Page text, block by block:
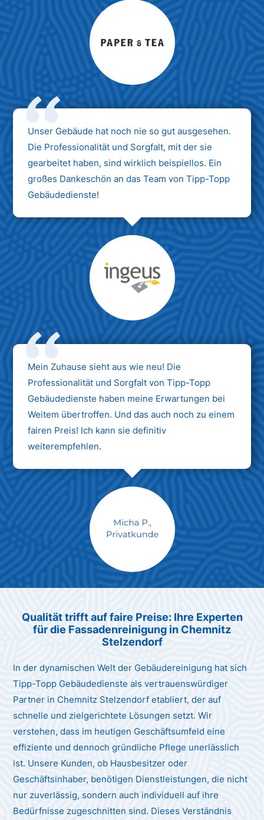
Max Mustermann
Unternehmen AG
Unser Gebäude hat noch nie so gut ausgesehen.
Die Professionalität und Sorgfalt, mit der sie
gearbeitet haben, sind wirklich beispiellos. Ein
großes Dankeschön an das Team von Tipp-Topp
Gebäudedienste!
Max Mustermann
Unternehmen AG
Mein Zuhause sieht aus wie neu! Die
Professionalität und Sorgfalt von Tipp-Topp
Gebäudedienste haben meine Erwartungen bei
Weitem übertroffen. Und das auch noch zu einem
fairen Preis! Ich kann sie definitiv
weiterempfehlen.
Max Mustermann
Qualität trifft auf faire Preise: Ihre Experten
für die Fassadenreinigung in Chemnitz
Stelzendorf
In der dynamischen Welt der Gebäudereinigung hat sich
Tipp-Topp Gebäudedienste als vertrauenswürdiger
Partner in Chemnitz Stelzendorf etabliert, der auf
schnelle und zielgerichtete Lösungen setzt. Wir
verstehen, dass im heutigen Geschäftsumfeld eine
effiziente und dennoch gründliche Pflege unerlässlich
ist. Unsere Kunden, ob Hausbesitzer oder
Geschäftsinhaber, benötigen Dienstleistungen, die nicht
nur zuverlässig, sondern auch individuell auf ihre
Bedürfnisse zugeschnitten sind. Dieses Verständnis